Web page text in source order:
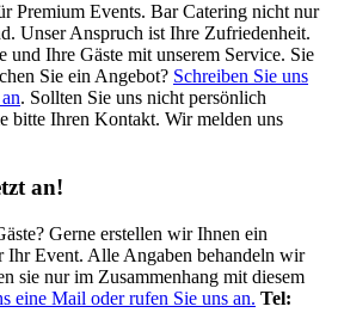
Premium Events. Bar Catering nicht nur
Unser Anspruch ist Ihre Zufriedenheit.
und Ihre Gäste mit unserem Service. Sie
Sie ein Angebot? Schreiben Sie uns
. Sollten Sie uns nicht persönlich
bitte Ihren Kontakt. Wir melden uns
an!
Gerne erstellen wir Ihnen ein
Event. Alle Angaben behandeln wir
sie nur im Zusammenhang mit diesem
eine Mail oder rufen Sie uns an. Tel: